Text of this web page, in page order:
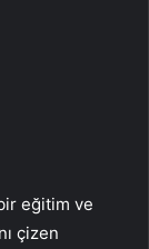
eğitim ve
çizen